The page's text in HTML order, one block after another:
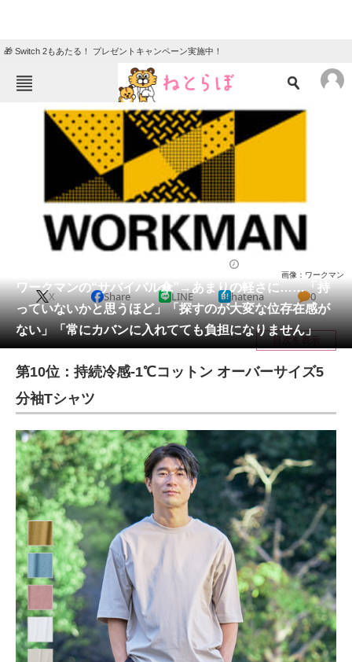
🎁 Switch 2もあたる！ プレゼントキャンペーン実施中！
ねとらぼメニュー
ニュース
クイズ
地域
教育・育児
リサーチ
会員記事
メディア
注目記事を集めた総合ページ
進化するPCとデバイスの未来
好きが集まる 比べて選べる
ビジネスと働き方のヒント
AI活用のいまが分かる
企業ITのトレンドを詳説
経営リーダーのコミュニティ
マーケ×ITの今がよく分かる
ワークマンの“サバイバル傘”→あまりの軽さに……「持
っていないかと思うほど」「探すのが大変な位存在感が
ない」「常にカバンに入れてても負担になりません」
画像：ワークマン
X Share LINE hatena 0
目次を表示
第10位：持続冷感-1℃コットン オーバーサイズ5
分袖Tシャツ